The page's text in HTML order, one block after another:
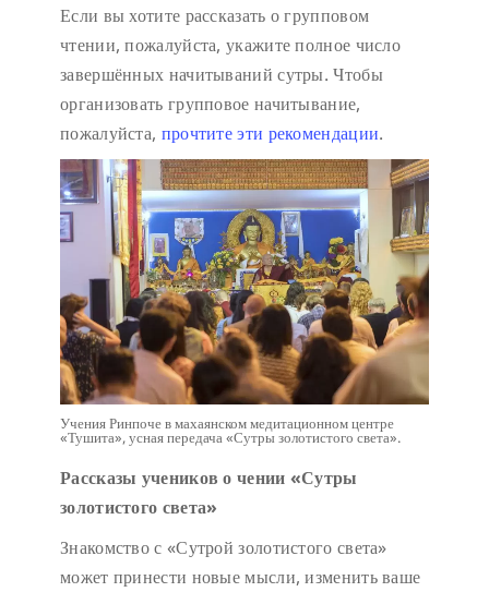
Если вы хотите рассказать о групповом
чтении, пожалуйста, укажите полное число
завершённых начитываний сутры. Чтобы
организовать групповое начитывание,
пожалуйста, прочтите эти рекомендации.
Учения Ринпоче в махаянском медитационном центре
«Тушита», усная передача «Сутры золотистого света».
Рассказы учеников о чении «Сутры
золотистого света»
Знакомство с «Сутрой золотистого света»
может принести новые мысли, изменить ваше